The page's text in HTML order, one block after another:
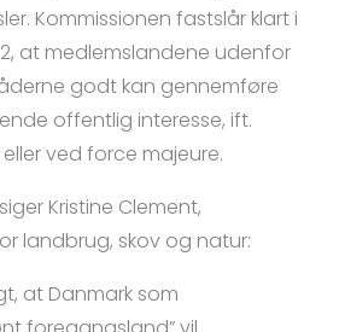
Kommissionen fastslår klart i
at medlemslandene udenfor
godt kan gennemføre
offentlig interesse, ift.
ved force majeure.
Kristine Clement,
landbrug, skov og natur:
at Danmark som